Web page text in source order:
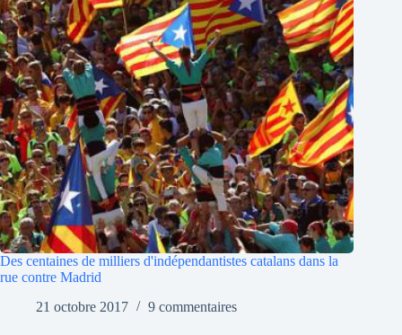
Des centaines de milliers d'indépendantistes catalans dans la
rue contre Madrid
21 octobre 2017
9 commentaires